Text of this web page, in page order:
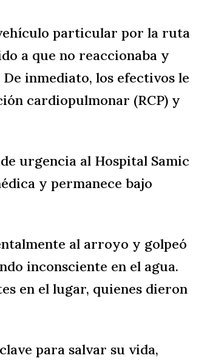
particular por la ruta
a que no reaccionaba y
inmediato, los efectivos le
cardiopulmonar (RCP) y
urgencia al Hospital Samic
y permanece bajo
al arroyo y golpeó
inconsciente en el agua.
en el lugar, quienes dieron
para salvar su vida,